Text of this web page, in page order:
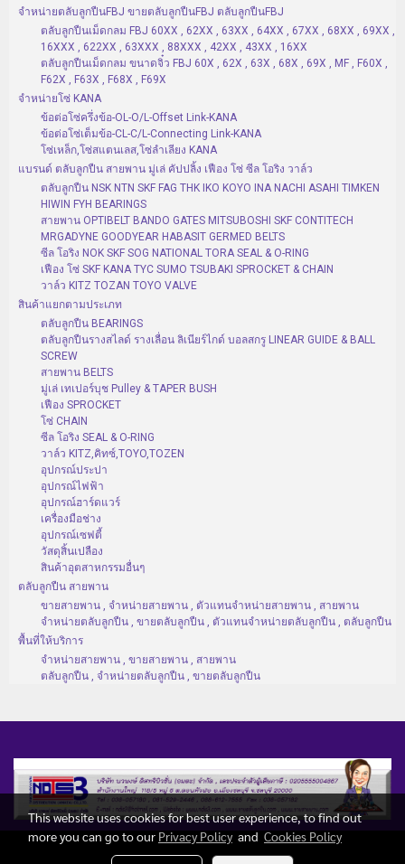
จำหน่ายตลับลูกปืนFBJ ขายตลับลูกปืนFBJ ตลับลูกปืนFBJ
ตลับลูกปืนเม็ดกลม FBJ 60XX , 62XX , 63XX , 64XX , 67XX , 68XX , 69XX ,
16XXX , 622XX , 63XXX , 88XXX , 42XX , 43XX , 16XX
ตลับลูกปืนเม็ดกลม ขนาดจิ๋ว FBJ 60X , 62X , 63X , 68X , 69X , MF , F60X ,
F62X , F63X , F68X , F69X
จำหน่ายโซ่ KANA
ข้อต่อโซ่ครึ่งข้อ-OL-O/L-Offset Link-KANA
ข้อต่อโซ่เต็มข้อ-CL-C/L-Connecting Link-KANA
โซ่เหล็ก,โซ่สแตนเลส,โซ่ลำเลียง KANA
แบรนด์ ตลับลูกปืน สายพาน มู่เล่ คัปปลิ้ง เฟือง โซ่ ซีล โอริง วาล์ว
ตลับลูกปืน NSK NTN SKF FAG THK IKO KOYO INA NACHI ASAHI TIMKEN
HIWIN FYH BEARINGS
สายพาน OPTIBELT BANDO GATES MITSUBOSHI SKF CONTITECH
MRGADYNE GOODYEAR HABASIT GERMED BELTS
ซีล โอริง NOK SKF SOG NATIONAL TORA SEAL & O-RING
เฟือง โซ่ SKF KANA TYC SUMO TSUBAKI SPROCKET & CHAIN
วาล์ว KITZ TOZAN TOYO VALVE
สินค้าแยกตามประเภท
ตลับลูกปืน BEARINGS
ตลับลูกปืนรางสไลด์ รางเลื่อน ลิเนียร์ไกด์ บอลสกรู LINEAR GUIDE & BALL
SCREW
สายพาน BELTS
มู่เล่ เทเปอร์บุช Pulley & TAPER BUSH
เฟือง SPROCKET
โซ่ CHAIN
ซีล โอริง SEAL & O-RING
วาล์ว KITZ,คิทซ์,TOYO,TOZEN
อุปกรณ์ประปา
อุปกรณ์ไฟฟ้า
อุปกรณ์ฮาร์ดแวร์
เครื่องมือช่าง
อุปกรณ์เซฟตี้
วัสดุสิ้นเปลือง
สินค้าอุตสาหกรรมอื่นๆ
ตลับลูกปืน สายพาน
ขายสายพาน , จำหน่ายสายพาน , ตัวแทนจำหน่ายสายพาน , สายพาน
จำหน่ายตลับลูกปืน , ขายตลับลูกปืน , ตัวแทนจำหน่ายตลับลูกปืน , ตลับลูกปืน
พื้นที่ให้บริการ
จำหน่ายสายพาน , ขายสายพาน , สายพาน
ตลับลูกปืน , จำหน่ายตลับลูกปืน , ขายตลับลูกปืน
This website uses cookies for best user experience, to find out
more you can go to ourPrivacy PolicyandCookies Policy